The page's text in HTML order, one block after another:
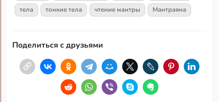
тела
тонкие тела чтение мантры Мантраяна
Поделиться с друзьями